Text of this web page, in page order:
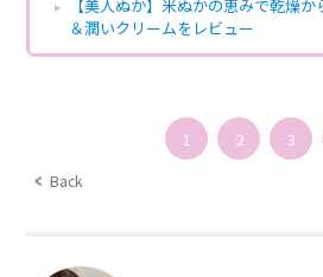
【美人ぬか】米ぬかの恵みで乾燥
＆潤いクリームをレビュー
Back
1 2 3